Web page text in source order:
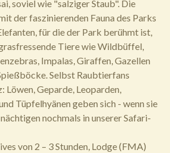
soviel wie "salziger Staub". Die
der faszinierenden Fauna des Parks
für die der Park berühmt ist,
Tiere wie Wildbüffel,
Impalas, Giraffen, Gazellen
Selbst Raubtierfans
Löwen, Geparde, Leoparden,
Tüpfelhyänen geben sich - wenn sie
nochmals in unserer Safari-
von 2 – 3 Stunden, Lodge (FMA)